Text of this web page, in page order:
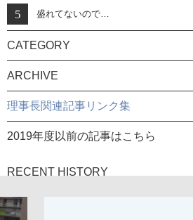
盛れてないので…
CATEGORY
ARCHIVE
理事長関連記事リンク集
2019年度以前の記事はこちら
RECENT HISTORY